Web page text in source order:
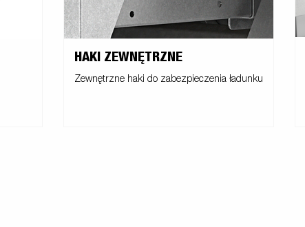
HAKI ZEWNĘTRZNE
Zewnętrzne haki do zabezpieczenia ładunku